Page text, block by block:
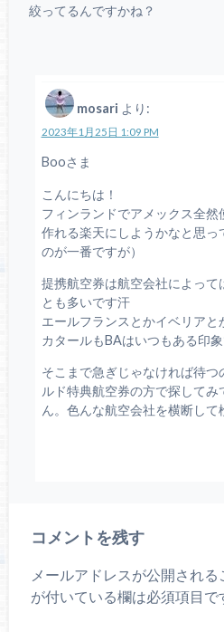
絞ってるんですかね？
mosari より:
2023年1月25日 1:09 PM
Booさま
こんにちは！
フィンランドでアメックス全
作れる楽天にしようかなと思っ
のが一番ですが）
提携航空券は航空会社によって
とも多いです汗
エールフランスとかイベリアと
カタールもBAはいつもある印象
そこまで急ぎじゃなければ待
ルド特典航空券の方で探して
ん。色んな航空会社を横断して
コメントを残す
メールアドレスが公開される
が付いている欄は必須項目で